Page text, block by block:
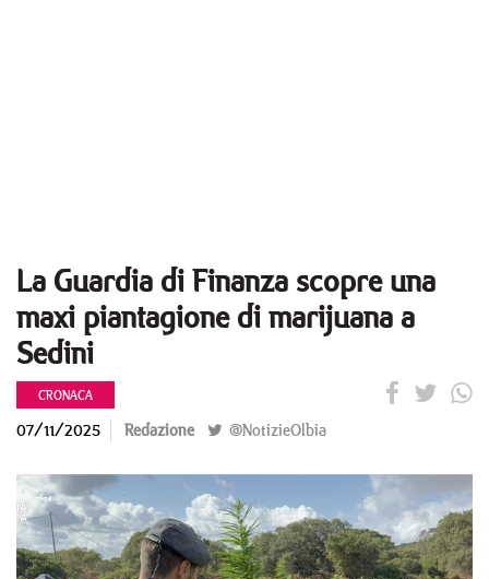
La Guardia di Finanza scopre una
maxi piantagione di marijuana a
Sedini
CRONACA
07/11/2025 Redazione @NotizieOlbia